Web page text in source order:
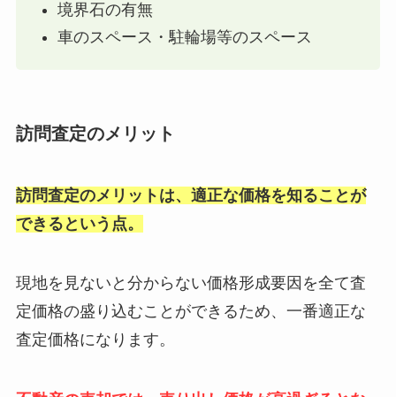
境界石の有無
車のスペース・駐輪場等のスペース
訪問査定のメリット
訪問査定のメリットは、適正な価格を知ることが
できるという点。
現地を見ないと分からない価格形成要因を全て査
定価格の盛り込むことができるため、一番適正な
査定価格になります。